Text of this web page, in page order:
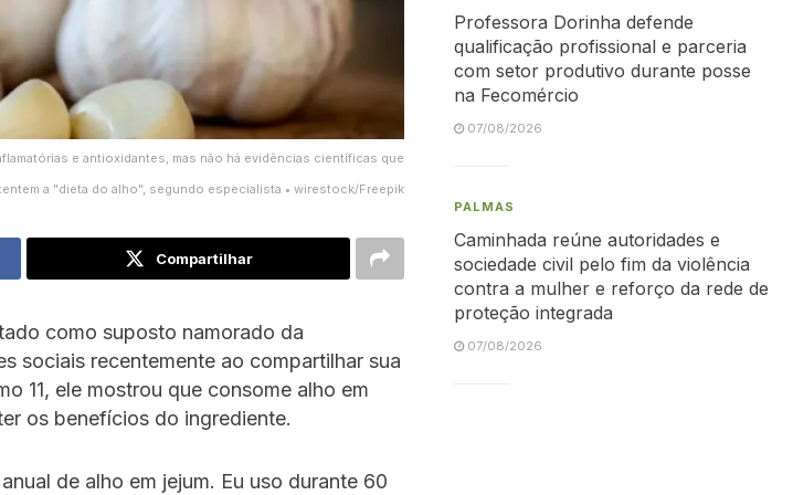
e antioxidantes, mas não há evidências científicas que
a "dieta do alho", segundo especialista • wirestock/Freepik
Compartilhar
como suposto namorado da
sociais recentemente ao compartilhar sua
11, ele mostrou que consome alho em
os benefícios do ingrediente.
de alho em jejum. Eu uso durante 60
Professora Dorinha defende
qualificação profissional e parceria
com setor produtivo durante posse
na Fecomércio
07/08/2026
PALMAS
Caminhada reúne autoridades e
sociedade civil pelo fim da violência
contra a mulher e reforço da rede de
proteção integrada
07/08/2026